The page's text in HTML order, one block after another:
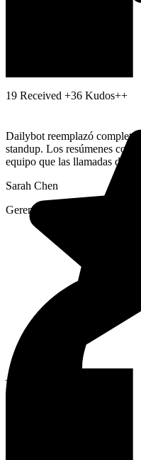
19 Received +36 Kudos++
Top Giver
SF
Dailybot reemplazó
standup. Los resúmenes con
equipo que las llamadas de
Sarah Chen
Gerente de Ingeniería